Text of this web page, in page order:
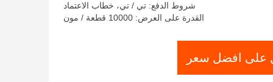
شروط الدفع: تي / تي، خطاب الاعتماد
القدرة على العرض: 10000 قطعة / مون
على افضل سعر